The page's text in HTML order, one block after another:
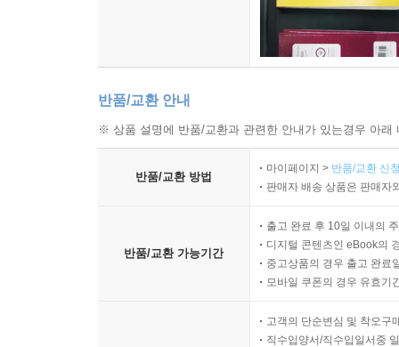
반품/교환 안내
※ 상품 설명에 반품/교환과 관련한 안내가 있는경우 아
반품/교환 방법
마이페이지 > 반품/교환 신
판매자 배송 상품은 판매자
반품/교환 가능기간
출고 완료 후 10일 이내의
디지털 콘텐츠인 eBook의
중고상품의 경우 출고 완료
모바일 쿠폰의 경우 유효기
고객의 단순변심 및 착오구
직수입양서/직수입일서중